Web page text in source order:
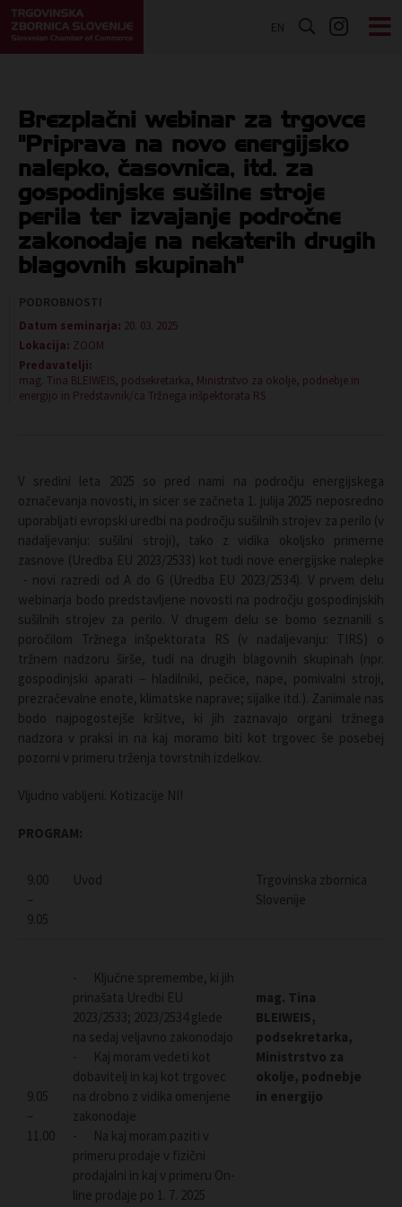
EN
Brezplačni webinar za trgovce
"Priprava na novo energijsko
nalepko, časovnica, itd. za
gospodinjske sušilne stroje
perila ter izvajanje področne
zakonodaje na nekaterih drugih
blagovnih skupinah"
PODROBNOSTI
Datum seminarja: 20. 03. 2025
Lokacija: ZOOM
Predavatelji:
mag. Tina BLEIWEIS, podsekretarka, Ministrstvo za okolje, podnebje in
energijo in Predstavnik/ca Tržnega inšpektorata RS
V sredini leta 2025 so pred nami na področju energijskega
označevanja novosti, in sicer se začneta 1. julija 2025 neposredno
uporabljati evropski uredbi na področju sušilnih strojev za perilo (v
nadaljevanju: sušilni stroji), tako z vidika okoljsko primerne
zasnove (Uredba EU 2023/2533) kot tudi nove energijske nalepke
- novi razredi od A do G (Uredba EU 2023/2534). V prvem delu
webinarja bodo predstavljene novosti na področju gospodinjskih
sušilnih strojev za perilo. V drugem delu se bomo seznanili s
poročilom Tržnega inšpektorata RS (v nadaljevanju: TIRS) o
tržnem nadzoru širše, tudi na drugih blagovnih skupinah (npr.
gospodinjski aparati – hladilniki, pečice, nape, pomivalni stroji,
prezračevalne enote, klimatske naprave; sijalke itd.). Zanimale nas
bodo najpogostejše kršitve, ki jih zaznavajo organi tržnega
nadzora v praksi in na kaj moramo biti kot trgovec še posebej
pozorni v primeru trženja tovrstnih izdelkov.
Vljudno vabljeni. Kotizacije NI!
PROGRAM:
9.00
–
9.05
Uvod
Trgovinska zbornica
Slovenije
9.05
–
11.00
- Ključne spremembe, ki jih
prinašata Uredbi EU
2023/2533; 2023/2534 glede
na sedaj veljavno zakonodajo
- Kaj moram vedeti kot
dobavitelj in kaj kot trgovec
na drobno z vidika omenjene
zakonodaje
- Na kaj moram paziti v
primeru prodaje v fizični
prodajalni in kaj v primeru On-
line prodaje po 1. 7. 2025
mag. Tina
BLEIWEIS,
podsekretarka,
Ministrstvo za
okolje, podnebje
in energijo